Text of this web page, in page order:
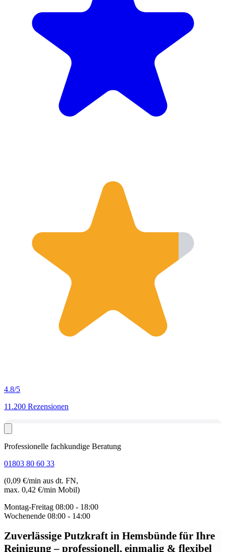
4.8/5
11.200 Rezensionen
Professionelle fachkundige Beratung
01803 80 60 33
(0,09 €/min aus dt. FN,
max. 0,42 €/min Mobil)
Montag-Freitag 08:00 - 18:00
Wochenende 08:00 - 14:00
Zuverlässige Putzkraft in Hemsbünde für Ihre
Reinigung – professionell, einmalig & flexibel